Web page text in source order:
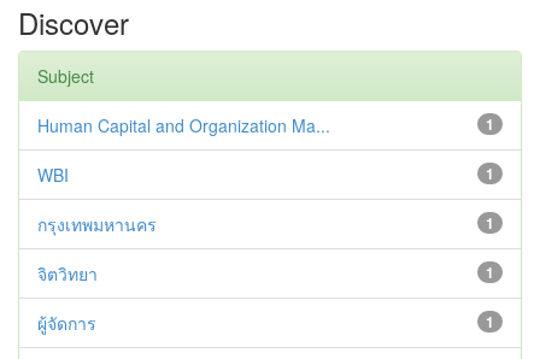
Discover
Subject
1
Human Capital and Organization Ma...
1
WBI
1
กรุงเทพมหานคร
1
จิตวิทยา
1
ผู้จัดการ